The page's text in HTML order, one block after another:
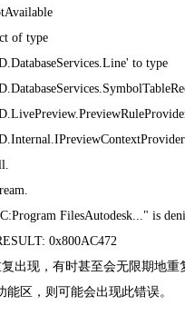
of type
to type
FilesAutodesk..." is
0x800AC472
出现，有时甚至会无限期地
能区，则可能会出现此错误。